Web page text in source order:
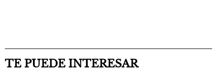
TE PUEDE INTERESAR